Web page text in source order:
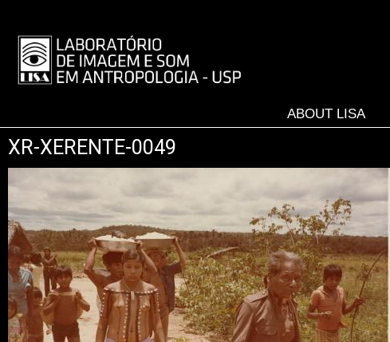
main
content
LISA
MENU
ABOUT LISA
XR-XERENTE-0049